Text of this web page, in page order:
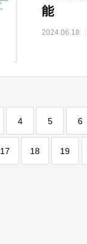
能
2024.06.18
4 5 6
17 18 19